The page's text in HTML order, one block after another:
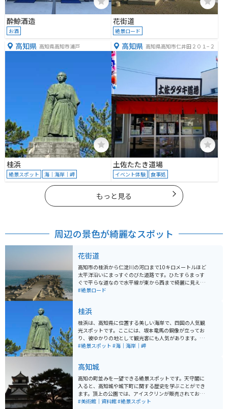
酔鯨酒造
お酒
花街道
絶景ロード
高知県 高知県高知市浦戸
桂浜
絶景スポット 海｜海岸｜岬
高知県 高知県高知市仁井田２０１−２
土佐たたき道場
イベント体験 食事処
もっと見る
周辺の景色が綺麗なスポット
花街道
高知市の桂浜から仁淀川の河口まで10キロメートルほど
太平洋沿いにまっすぐのびた道路です。ひたすらまっす
ぐで平らな道なので水平線が東から西まで綺麗に見えま
す。天気の良い日は太陽の光が海面に反射してとても綺
#絶景ロード
桂浜
桂浜は、高知県に位置する美しい海岸で、四国の人気観
光スポットです。ここには、坂本竜馬の銅像が立ってお
り、彼ゆかりの地として観光客にも人気があります。地
元のグルメを楽しむなら、ぜひ新鮮な海産物や、土佐の
景が広がり、風を感じながらのツーリングが楽しめま
す。駐車場も充実しており、バイク専用スペースも完備
されているので安心です。 美しい夕日を求めて訪れる人
も多く、特に写真を撮影するには絶好のスポットです。
自然の美しさと歴史が融合する桂浜は、ぜひ訪れてみた
#絶景スポット #海｜海岸｜岬
高知城
高知の町並みを一望できる絶景スポットです。天守閣に
入ると、高知城や城下町に関する歴史を学ぶことができ
ます。頂上の公園では、アイスクリンが販売されてお
り、昔ながらの味を味わうことができます。 また、レト
#美術館｜資料館#絶景スポット